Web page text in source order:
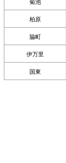
柏原
脇町
伊万里
国東